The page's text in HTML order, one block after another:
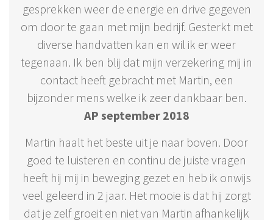
gesprekken weer de energie en drive gegeven
om door te gaan met mijn bedrijf. Gesterkt met
diverse handvatten kan en wil ik er weer
tegenaan. Ik ben blij dat mijn verzekering mij in
contact heeft gebracht met Martin, een
bijzonder mens welke ik zeer dankbaar ben.
AP september 2018
Martin haalt het beste uit je naar boven. Door
goed te luisteren en continu de juiste vragen
heeft hij mij in beweging gezet en heb ik onwijs
veel geleerd in 2 jaar. Het mooie is dat hij zorgt
dat je zelf groeit en niet van Martin afhankelijk